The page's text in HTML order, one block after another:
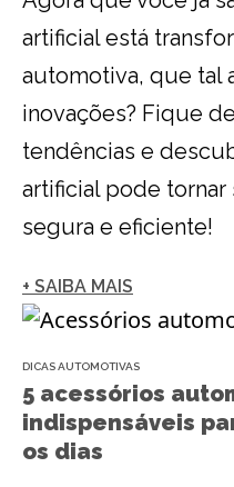
artificial está
automotiva, que tal
inovações? Fique
tendências e
artificial pode tornar
segura e eficiente!
+ SAIBA MAIS
DICAS AUTOMOTIVAS
5 acessórios
indispensáveis
os dias